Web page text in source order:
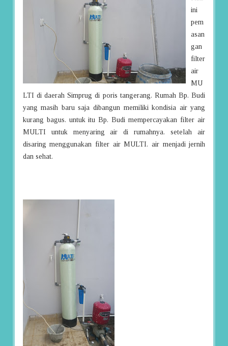
ini
pem
asan
gan
filter
air
MU
LTI di daerah Simprug di poris tangerang. Rumah Bp. Budi
yang masih baru saja dibangun memiliki kondisia air yang
kurang bagus. untuk itu Bp. Budi mempercayakan filter air
MULTI untuk menyaring air di rumahnya. setelah air
disaring menggunakan filter air MULTI. air menjadi jernih
dan sehat.